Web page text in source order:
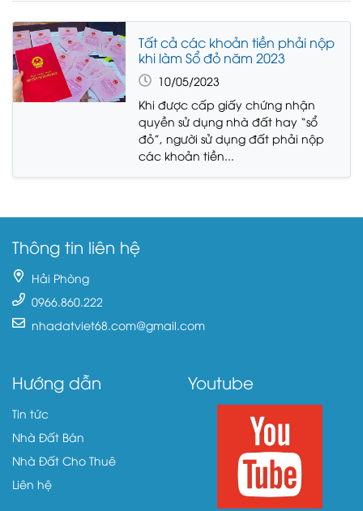
Tất cả các khoản tiền phải nộp
khi làm Sổ đỏ năm 2023
10/05/2023
Khi được cấp giấy chứng nhận
quyền sử dụng nhà đất hay “sổ
đỏ”, người sử dụng đất phải nộp
các khoản tiền...
Thông tin liên hệ
Hải Phòng
0966.860.222
nhadatviet68.com@gmail.com
Hướng dẫn
Tin tức
Nhà Đất Bán
Nhà Đất Cho Thuê
Liên hệ
Youtube